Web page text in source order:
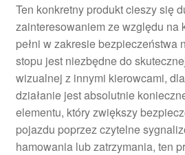
Ten konkretny produkt cieszy się
zainteresowaniem ze względu na
pełni w zakresie bezpieczeństwa
stopu jest niezbędne do
wizualnej z innymi kierowcami,
działanie jest absolutnie
elementu, który zwiększy
pojazdu poprzez czytelne
hamowania lub zatrzymania, ten